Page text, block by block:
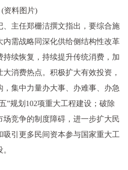
(资料图片)
、主任郑栅洁撰文指出，要综合施
内需战略同深化供给侧结构性改革
续恢复，持续提升传统消费，加
消费热点。积极扩大有效投资，
集中力量办大事、办难事、办急
”规划102项重大工程建设；破除
竞争的制度障碍，进一步扩大民
引更多民间资本参与国家重大工